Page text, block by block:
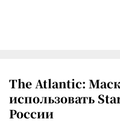
The Atlantic:
использовать
России